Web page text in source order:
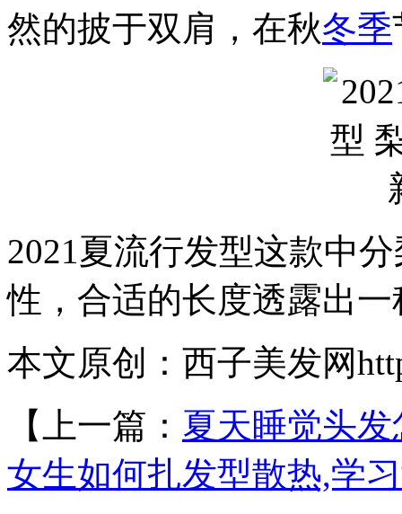
然的披于双肩，在秋冬季
2021夏流行发型这款中
性，合适的长度透露出
本文原创：西子美发网
【上一篇： 夏天睡觉头
女生如何扎发型散热,学